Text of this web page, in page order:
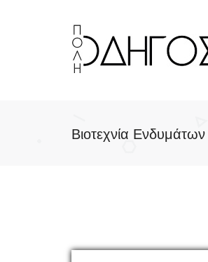
Βιοτεχνία Ενδυμάτων